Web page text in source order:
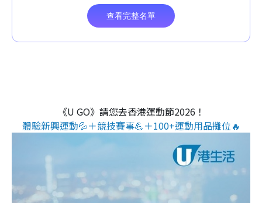
《U GO》請您去香港運動節2026！
體驗新興運動💦＋競技賽事💪＋100+運動用品攤位🔥